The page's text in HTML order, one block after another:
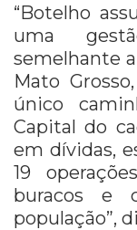
“Botelho
uma
semelhante
Mato
único
Capital do
em dívidas,
19
buracos e
população”,